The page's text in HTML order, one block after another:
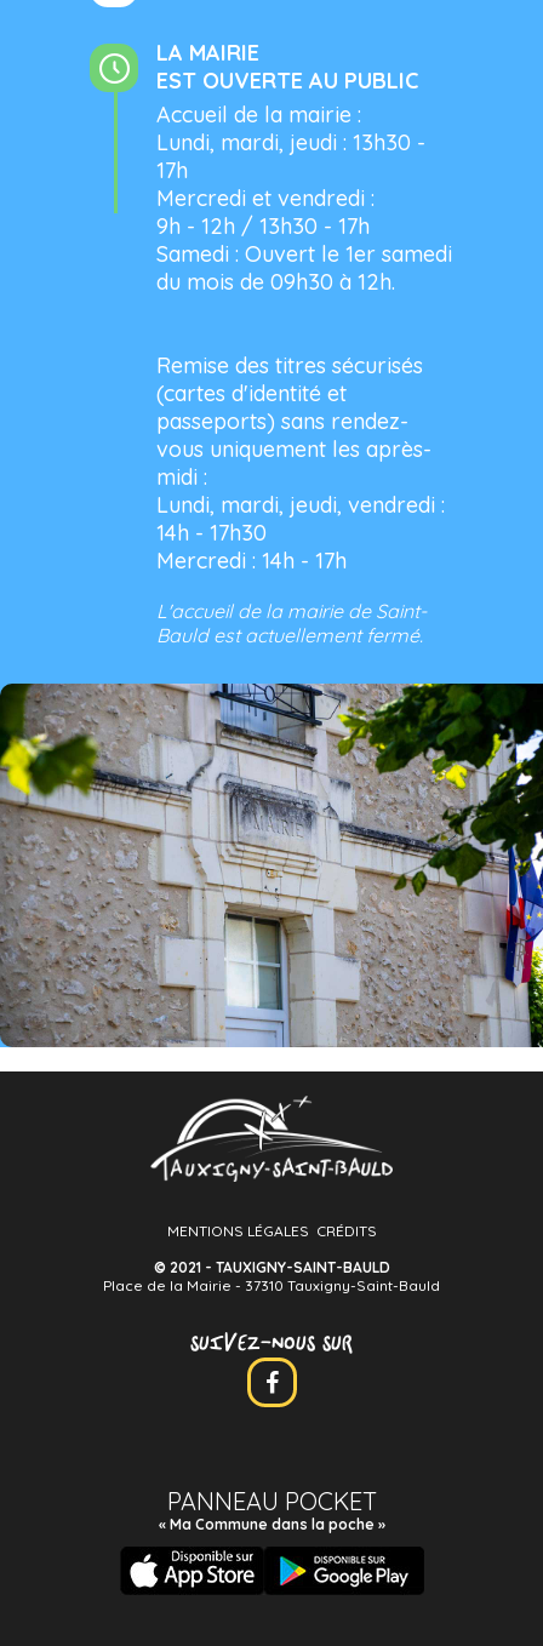
LA MAIRIE
EST OUVERTE AU PUBLIC
Accueil de la mairie :
Lundi, mardi, jeudi : 13h30 -
17h
Mercredi et vendredi :
9h - 12h / 13h30 - 17h
Samedi : Ouvert le 1er samedi
du mois de 09h30 à 12h.
Remise des titres sécurisés
(cartes d'identité et
passeports) sans rendez-
vous uniquement les après-
midi :
Lundi, mardi, jeudi, vendredi :
14h - 17h30
Mercredi : 14h - 17h
L'accueil de la mairie de Saint-
Bauld est actuellement fermé.
MENTIONS LÉGALES CRÉDITS
© 2021 - TAUXIGNY-SAINT-BAULD
Place de la Mairie - 37310 Tauxigny-Saint-Bauld
SUIVEZ-NOUS SUR
PANNEAU POCKET
« Ma Commune dans la poche »